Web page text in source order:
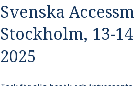
Svenska
Stockholm, 13-
2025